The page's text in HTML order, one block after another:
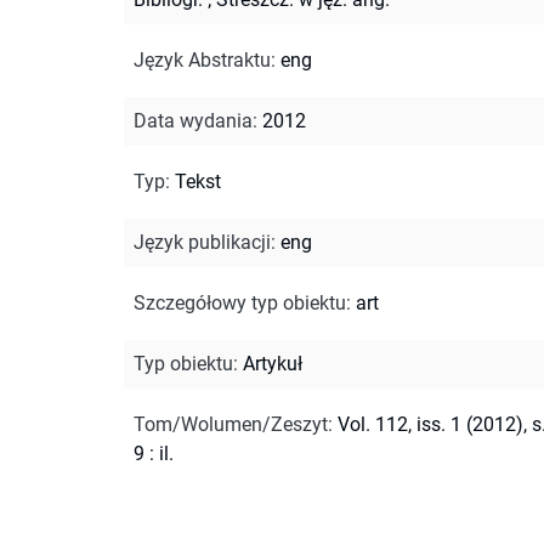
Język Abstraktu: eng
Data wydania: 2012
Typ: Tekst
Język publikacji: eng
Szczegółowy typ obiektu: art
Typ obiektu: Artykuł
Tom/Wolumen/Zeszyt: Vol. 112, iss. 1 (2012),
9 : il.